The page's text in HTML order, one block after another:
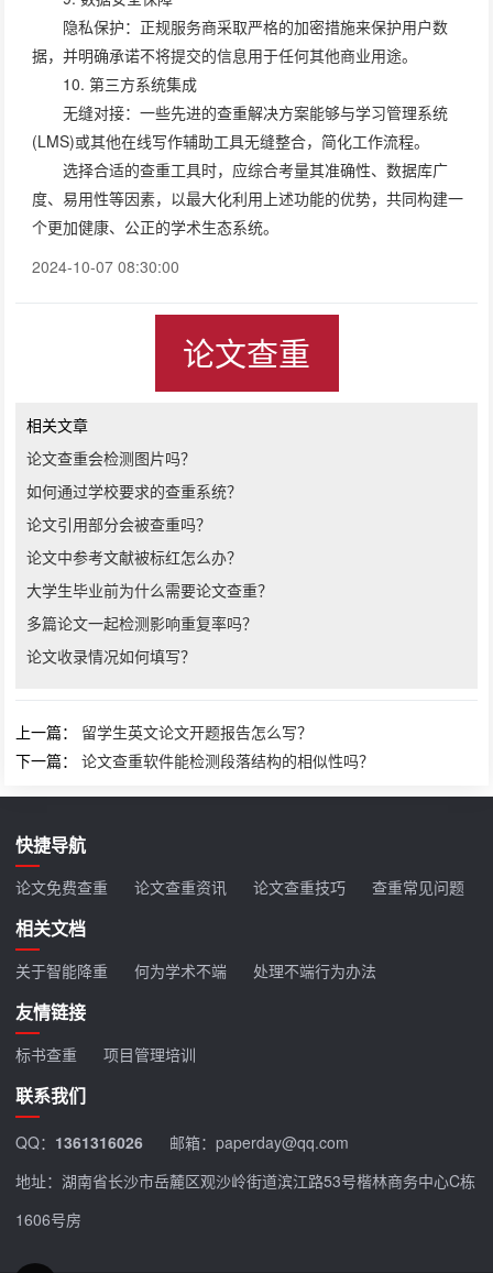
隐私保护：正规服务商采取严格的加密措施来保护用户数
据，并明确承诺不将提交的信息用于任何其他商业用途。
10. 第三方系统集成
无缝对接：一些先进的查重解决方案能够与学习管理系统
(LMS)或其他在线写作辅助工具无缝整合，简化工作流程。
选择合适的查重工具时，应综合考量其准确性、数据库广
度、易用性等因素，以最大化利用上述功能的优势，共同构建一
个更加健康、公正的学术生态系统。
2024-10-07 08:30:00
论文查重
相关文章
论文查重会检测图片吗？
如何通过学校要求的查重系统？
论文引用部分会被查重吗？
论文中参考文献被标红怎么办？
大学生毕业前为什么需要论文查重？
多篇论文一起检测影响重复率吗？
论文收录情况如何填写？
上一篇： 留学生英文论文开题报告怎么写？
下一篇：论文查重软件能检测段落结构的相似性吗？
快捷导航
论文免费查重 论文查重资讯 论文查重技巧 查重常见问题
相关文档
关于智能降重 何为学术不端 处理不端行为办法
友情链接
标书查重 项目管理培训
联系我们
QQ： 1361316026
邮箱：paperday@qq.com
地址：湖南省长沙市岳麓区观沙岭街道滨江路53号楷林商务中心C栋
1606号房